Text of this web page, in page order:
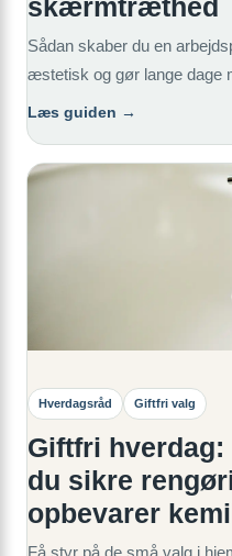
skærmtræthed
Sådan skaber du en
æstetisk og gør lange dage
Læs guiden →
Hverdagsråd Giftfri valg
Giftfri
du sikre
opbevarer
Få styr på de små valg i